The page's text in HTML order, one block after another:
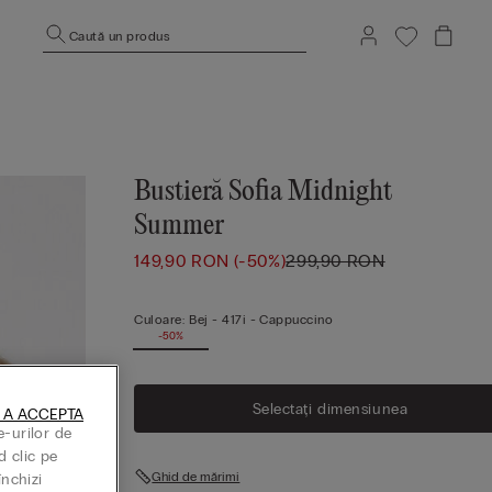
Caută un produs
Bustieră Sofia Midnight
Summer
149,90 RON(-50%)299,90 RON
Culoare: Bej -417i - Cappuccino
-50%
Selectați dimensiunea
Ghid de mărimi
urilor de
clic pe
ACCEPTA